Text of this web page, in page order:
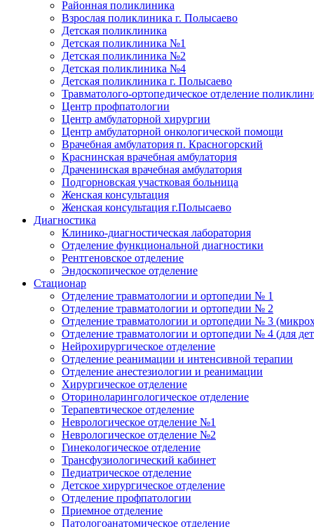
Районная поликлиника
Взрослая поликлиника г. Полысаево
Детская поликлиника
Детская поликлиника №1
Детская поликлиника №2
Детская поликлиника №4
Детская поликлиника г. Полысаево
Травматолого-ортопедическое отделение
Центр профпатологии
Центр амбулаторной хирургии
Центр амбулаторной онкологической помощи
Врачебная амбулатория п. Красногорский
Краснинская врачебная амбулатория
Драченинская врачебная амбулатория
Подгорновская участковая больница
Женская консультация
Женская консультация г.Полысаево
Диагностика
Клинико-диагностическая лаборатория
Отделение функциональной диагностики
Рентгеновское отделение
Эндоскопическое отделение
Стационар
Отделение травматологии и ортопедии № 1
Отделение травматологии и ортопедии № 2
Отделение травматологии и ортопедии № 3
Отделение травматологии и ортопедии № 4 (для
Нейрохирургическое отделение
Отделение реанимации и интенсивной терапии
Отделение анестезиологии и реанимации
Хирургическое отделение
Оториноларингологическое отделение
Терапевтическое отделение
Неврологическое отделение №1
Неврологическое отделение №2
Гинекологическое отделение
Трансфузиологический кабинет
Педиатрическое отделение
Детское хирургическое отделение
Отделение профпатологии
Приемное отделение
Патологоанатомическое отделение